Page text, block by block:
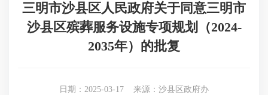
三明市沙县区人民政府关于同意三明市
沙县区殡葬服务设施专项规划（2024-
2035年）的批复
日期：2025-03-17 来源：沙县区政府办